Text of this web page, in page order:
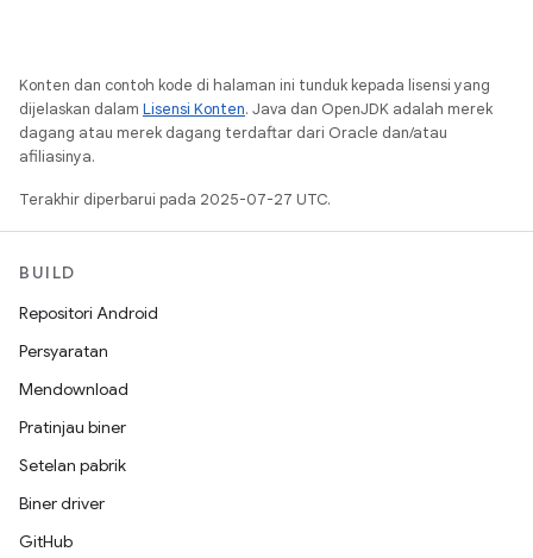
Konten dan contoh kode di halaman ini tunduk kepada lisensi yang
dijelaskan dalam Lisensi Konten. Java dan OpenJDK adalah merek
dagang atau merek dagang terdaftar dari Oracle dan/atau
afiliasinya.
Terakhir diperbarui pada 2025-07-27 UTC.
BUILD
Repositori Android
Persyaratan
Mendownload
Pratinjau biner
Setelan pabrik
Biner driver
GitHub